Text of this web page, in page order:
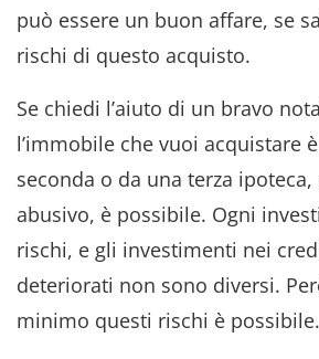
può essere un buon affare, se
rischi di questo acquisto.
Se chiedi l’aiuto di un bravo
l’immobile che vuoi acquistare
seconda o da una terza
abusivo, è possibile. Ogni
rischi, e gli investimenti nei
deteriorati non sono diversi.
minimo questi rischi è possibile.